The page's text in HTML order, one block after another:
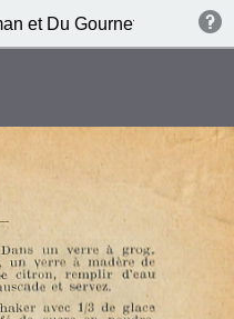
et Du Gournet Chic (1ere